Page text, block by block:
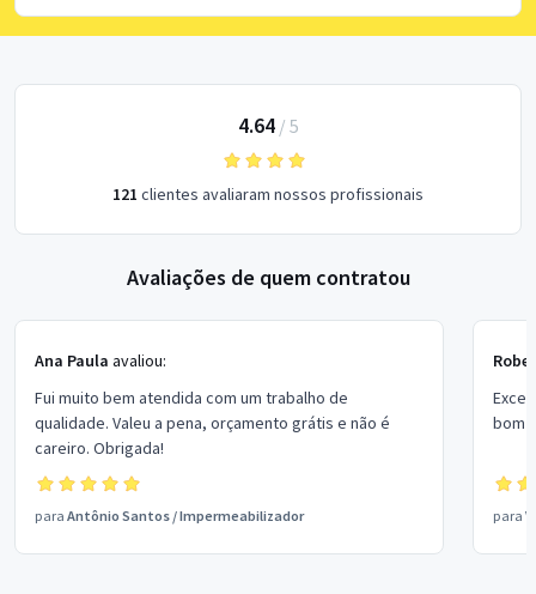
4.64/ 5
121 clientes avaliaram nossos profissionais
Avaliações de quem contratou
Ana Paula avaliou:
Fui muito bem atendida com um trabalho de
qualidade. Valeu a pena, orçamento grátis e não é
careiro. Obrigada!
para Antônio Santos /Impermeabilizador
bom
para